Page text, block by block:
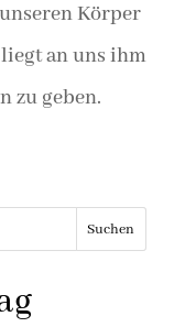
Körper
an uns ihm
zu geben.
Suchen